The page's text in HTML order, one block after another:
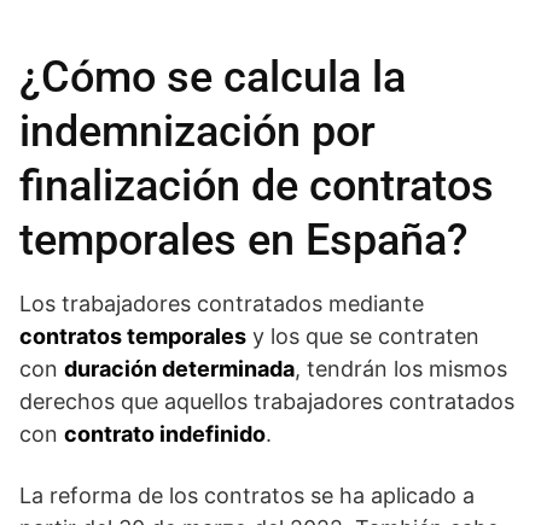
¿Cómo se calcula la
indemnización por
finalización de contratos
temporales en España?
Los trabajadores contratados mediante
contratos temporales y los que se contraten
con duración determinada, tendrán los mismos
derechos que aquellos trabajadores contratados
con contrato indefinido.
La reforma de los contratos se ha aplicado a